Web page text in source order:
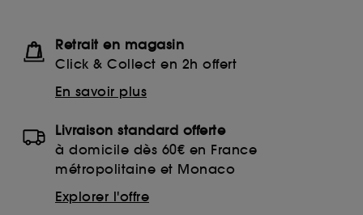
Retrait en magasin
Click & Collect en 2h offert
En savoir plus
Livraison standard offerte
à domicile dès 60€ en France
métropolitaine et Monaco
Explorer l'offre